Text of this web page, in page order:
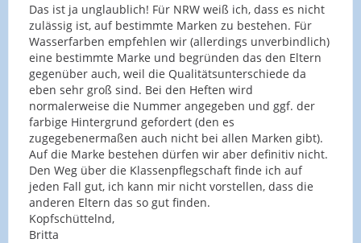
Das ist ja unglaublich! Für NRW weiß ich, dass es nicht
zulässig ist, auf bestimmte Marken zu bestehen. Für
Wasserfarben empfehlen wir (allerdings unverbindlich)
eine bestimmte Marke und begründen das den Eltern
gegenüber auch, weil die Qualitätsunterschiede da
eben sehr groß sind. Bei den Heften wird
normalerweise die Nummer angegeben und ggf. der
farbige Hintergrund gefordert (den es
zugegebenermaßen auch nicht bei allen Marken gibt).
Auf die Marke bestehen dürfen wir aber definitiv nicht.
Den Weg über die Klassenpflegschaft finde ich auf
jeden Fall gut, ich kann mir nicht vorstellen, dass die
anderen Eltern das so gut finden.
Kopfschüttelnd,
Britta